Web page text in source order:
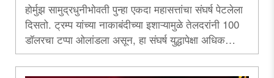
होर्मुझ सामुद्रधुनीभोवती पुन्हा एकदा महासत्तांचा संघर्ष पेटलेला
दिसतो. ट्रम्प यांच्या नाकाबंदीच्या इशाऱ्यामुळे तेलदरांनी 100
डॉलरचा टप्पा ओलांडला असून, हा संघर्ष युद्धापेक्षा अधिक
धोकादायक आर्थिक विघातक शस्त्र ठरु शकतो. परिणामी,
महागाई, मंदी आणि अनिश्चिततेमुळे जागतिक चिंतेत भर घातली